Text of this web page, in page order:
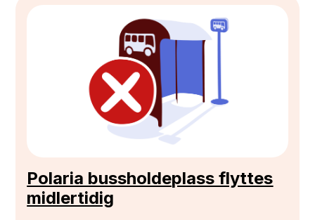
Polaria bussholdeplass flyttes
midlertidig